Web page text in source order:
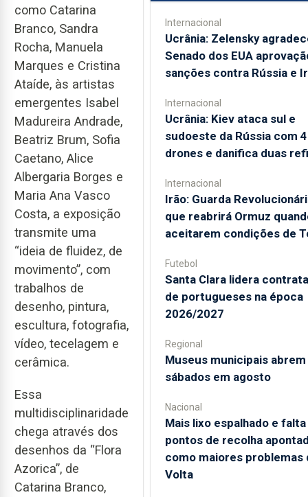
como Catarina
Branco, Sandra
Rocha, Manuela
Marques e Cristina
Ataíde, às artistas
emergentes Isabel
Madureira Andrade,
Beatriz Brum, Sofia
Caetano, Alice
Albergaria Borges e
Maria Ana Vasco
Costa, a exposição
transmite uma
“ideia de fluidez, de
movimento”, com
trabalhos de
desenho, pintura,
escultura, fotografia,
vídeo, tecelagem e
cerâmica.
Essa
multidisciplinaridade
chega através dos
desenhos da “Flora
Azorica”, de
Catarina Branco,
Internacional
Ucrânia: Zelensky
Senado dos EUA
sanções contra Rússia e
Internacional
Ucrânia: Kiev ataca sul e
sudoeste da Rússia com
drones e danifica duas
Internacional
Irão: Guarda
que reabrirá Ormuz
aceitarem condições de
Futebol
Santa Clara lidera
de portugueses na época
2026/2027
Regional
Museus municipais abrem
sábados em agosto
Nacional
Mais lixo espalhado e
pontos de recolha
como maiores problemas
Volta